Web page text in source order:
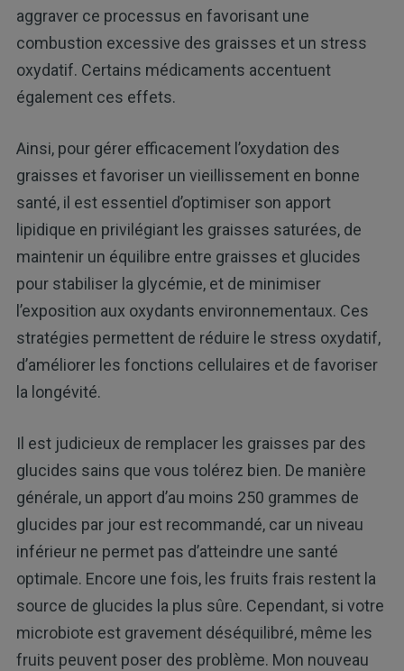
aggraver ce processus en favorisant une
combustion excessive des graisses et un stress
oxydatif. Certains médicaments accentuent
également ces effets.
Ainsi, pour gérer efficacement l’oxydation des
graisses et favoriser un vieillissement en bonne
santé, il est essentiel d’optimiser son apport
lipidique en privilégiant les graisses saturées, de
maintenir un équilibre entre graisses et glucides
pour stabiliser la glycémie, et de minimiser
l’exposition aux oxydants environnementaux. Ces
stratégies permettent de réduire le stress oxydatif,
d’améliorer les fonctions cellulaires et de favoriser
la longévité.
Il est judicieux de remplacer les graisses par des
glucides sains que vous tolérez bien. De manière
générale, un apport d’au moins 250 grammes de
glucides par jour est recommandé, car un niveau
inférieur ne permet pas d’atteindre une santé
optimale. Encore une fois, les fruits frais restent la
source de glucides la plus sûre. Cependant, si votre
microbiote est gravement déséquilibré, même les
fruits peuvent poser des problème. Mon nouveau